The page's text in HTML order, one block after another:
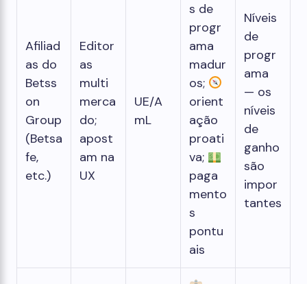
Afiliad
as do
Betss
on
Group
(Betsa
fe,
etc.)
Editor
as
multi
merca
do;
apost
am na
UX
UE/A
mL
s de
progr
ama
madur
os;
orient
ação
proati
va;
paga
mento
s
pontu
ais
Níveis
de
progr
ama
— os
níveis
de
ganho
são
impor
tantes